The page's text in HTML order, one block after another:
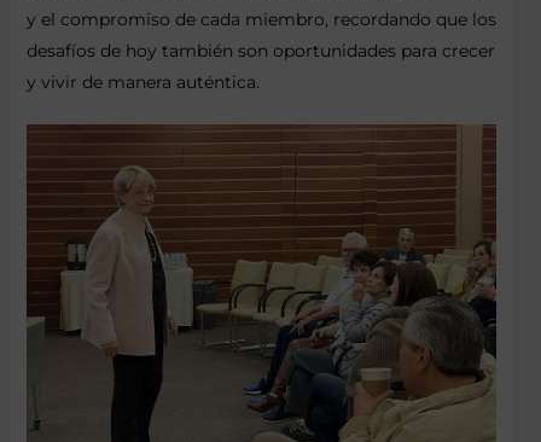
y el compromiso de cada miembro, recordando que los
desafíos de hoy también son oportunidades para crecer
y vivir de manera auténtica.